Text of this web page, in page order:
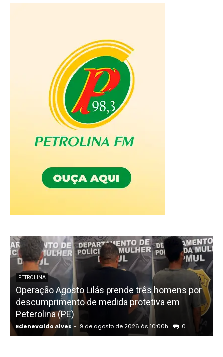
PETROLINA
Operação Agosto Lilás prende três homens por
descumprimento de medida protetiva em
Peterolina (PE)
Edenevaldo Alves - 9 de agosto de 2026 às 10:00h 0